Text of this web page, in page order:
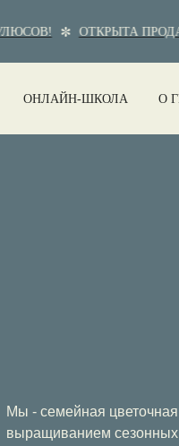
ОТКРЫТА
ОНЛАЙН-ШКОЛА О
Мы - семейная
выращиванием